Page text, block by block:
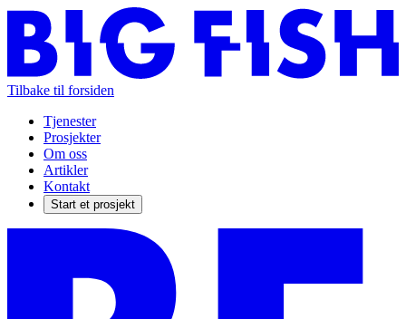
Tilbake til forsiden
Tjenester
Prosjekter
Om oss
Artikler
Kontakt
Start et prosjekt